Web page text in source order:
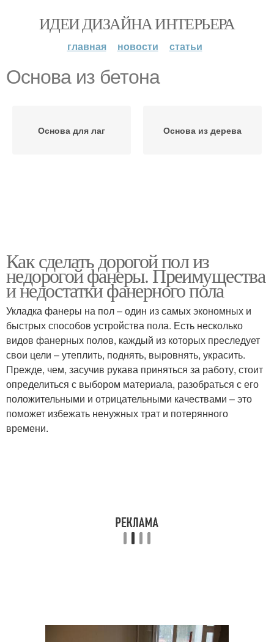
ИДЕИ ДИЗАЙНА ИНТЕРЬЕРА
главная новости статьи
Основа из бетона
Основа для лаг Основа из дерева
Как сделать дорогой пол из
недорогой фанеры. Преимущества
и недостатки фанерного пола
Укладка фанеры на пол – один из самых экономных и
быстрых способов устройства пола. Есть несколько
видов фанерных полов, каждый из которых преследует
свои цели – утеплить, поднять, выровнять, украсить.
Прежде, чем, засучив рукава приняться за работу, стоит
определиться с выбором материала, разобраться с его
положительными и отрицательными качествами – это
поможет избежать ненужных трат и потерянного
времени.